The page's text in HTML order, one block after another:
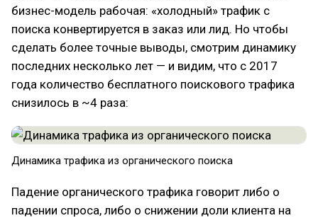
бизнес-модель рабочая: «холодный» трафик с
поиска конвертируется в заказ или лид. Но чтобы
сделать более точные выводы, смотрим динамику
последних несколько лет — и видим, что с 2017
года количество бесплатного поискового трафика
снизилось в ~4 раза:
Динамика трафика из органического поиска
Падение органического трафика говорит либо о
падении спроса, либо о снижении доли клиента на